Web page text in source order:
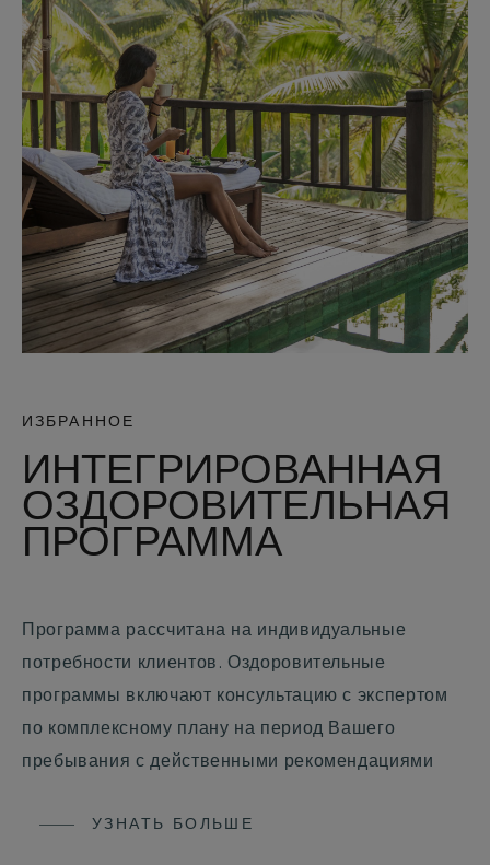
ИЗБРАННОЕ
ИНТЕГРИРОВАННАЯ
ОЗДОРОВИТЕЛЬНАЯ
ПРОГРАММА
Программа рассчитана на индивидуальные
потребности клиентов. Оздоровительные
программы включают консультацию с экспертом
по комплексному плану на период Вашего
пребывания с действенными рекомендациями
УЗНАТЬ БОЛЬШЕ